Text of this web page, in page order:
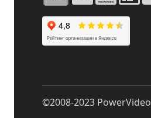
©2008-2023 PowerVideo